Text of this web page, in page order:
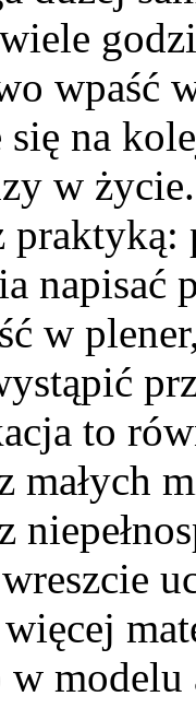
wpaść
na
w
napisać
w
to
małych
w